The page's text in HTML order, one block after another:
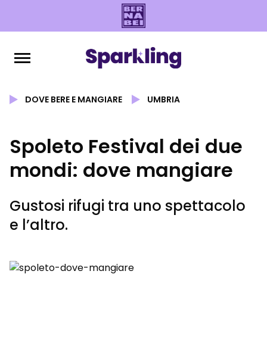
DOVE BERE E MANGIARE UMBRIA
Spoleto Festival dei due
mondi: dove mangiare
Gustosi rifugi tra uno spettacolo
e l’altro.